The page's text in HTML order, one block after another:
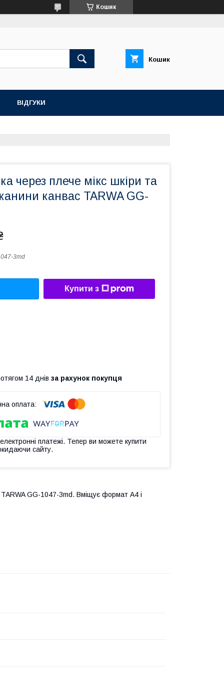
Кошик
Кошик
ВІДГУКИ
через плече мікс шкіри та
канвас TARWA GG-
3md
Купити з
14 днів за рахунок покупця
платежі. Тепер ви можете купити
сайту.
TARWA GG-1047-3md. Вміщує формат А4 і